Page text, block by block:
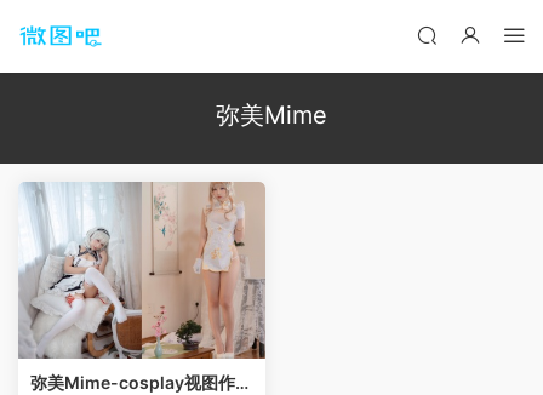
弥美Mime
弥美Mime-cosplay视图作品